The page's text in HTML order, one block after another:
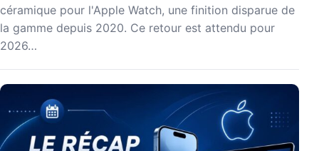
céramique pour l'Apple Watch, une finition disparue de
la gamme depuis 2020. Ce retour est attendu pour
2026…